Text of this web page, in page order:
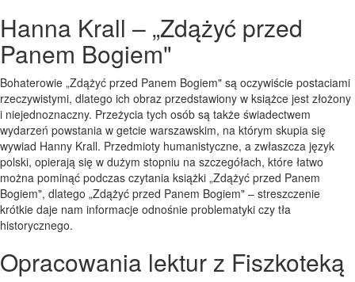
Hanna Krall – „Zdążyć przed
Panem Bogiem"
Bohaterowie „Zdążyć przed Panem Bogiem" są oczywiście postaciami
rzeczywistymi, dlatego ich obraz przedstawiony w książce jest złożony
i niejednoznaczny. Przeżycia tych osób są także świadectwem
wydarzeń powstania w getcie warszawskim, na którym skupia się
wywiad Hanny Krall. Przedmioty humanistyczne, a zwłaszcza język
polski, opierają się w dużym stopniu na szczegółach, które łatwo
można pominąć podczas czytania książki „Zdążyć przed Panem
Bogiem", dlatego „Zdążyć przed Panem Bogiem" – streszczenie
krótkie daje nam informacje odnośnie problematyki czy tła
historycznego.
Opracowania lektur z Fiszkoteką